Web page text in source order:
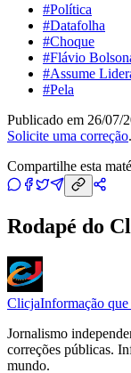
#Política
#Datafolha
#Choque
#Flávio
#Assume
#Pela
Publicado em 26/07/
Solicite uma correção.
Compartilhe esta
Rodapé do
ClicjaInformação que
Jornalismo
correções públicas.
mundo.